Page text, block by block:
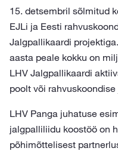
15. detsembril sõlmitud
EJLi ja Eesti
Jalgpallikaardi
aasta peale kokku on
LHV Jalgpallikaardi
poolt või
LHV Panga juhatuse
jalgpalliliidu koostöö on
põhimõttelisest